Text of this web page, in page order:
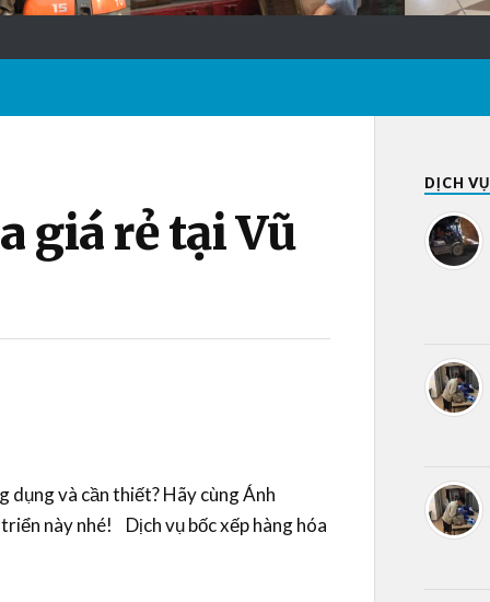
giá rẻ tại Vũ
dụng và cần thiết? Hãy cùng Ánh
này nhé! Dịch vụ bốc xếp hàng hóa
DỊCH VỤ